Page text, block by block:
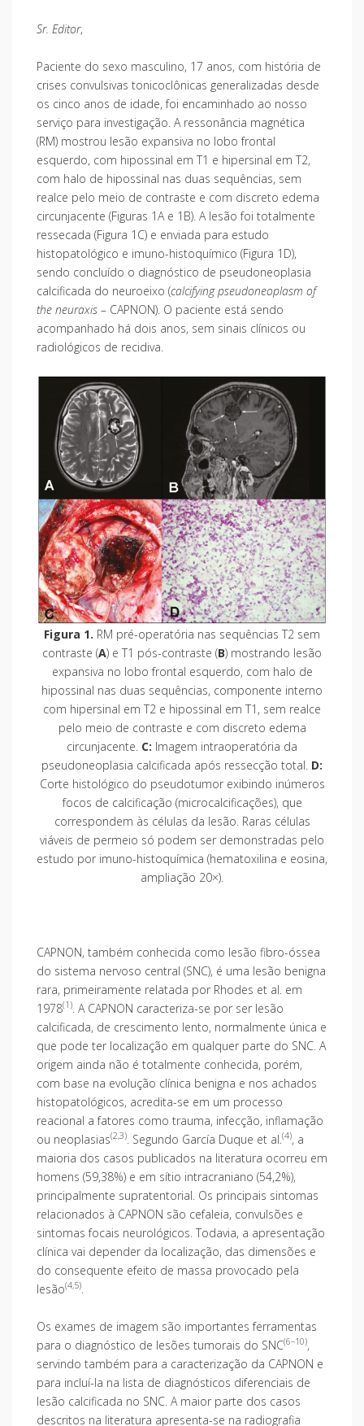
Sr. Editor,
Paciente do sexo masculino, 17 anos, com história de
crises convulsivas tonicoclônicas generalizadas desde
os cinco anos de idade, foi encaminhado ao nosso
serviço para investigação. A ressonância magnética
(RM) mostrou lesão expansiva no lobo frontal
esquerdo, com hipossinal em T1 e hipersinal em T2,
com halo de hipossinal nas duas sequências, sem
realce pelo meio de contraste e com discreto edema
circunjacente (Figuras 1A e 1B). A lesão foi totalmente
ressecada (Figura 1C) e enviada para estudo
histopatológico e imuno-histoquímico (Figura 1D),
sendo concluído o diagnóstico de pseudoneoplasia
calcificada do neuroeixo (calcifying pseudoneoplasm of
the neuraxis – CAPNON). O paciente está sendo
acompanhado há dois anos, sem sinais clínicos ou
radiológicos de recidiva.
Figura 1. RM pré-operatória nas sequências T2 sem
contraste (A) e T1 pós-contraste (B) mostrando lesão
expansiva no lobo frontal esquerdo, com halo de
hipossinal nas duas sequências, componente interno
com hipersinal em T2 e hipossinal em T1, sem realce
pelo meio de contraste e com discreto edema
circunjacente. C: Imagem intraoperatória da
pseudoneoplasia calcificada após ressecção total. D:
Corte histológico do pseudotumor exibindo inúmeros
focos de calcificação (microcalcificações), que
correspondem às células da lesão. Raras células
viáveis de permeio só podem ser demonstradas pelo
estudo por imuno-histoquímica (hematoxilina e eosina,
ampliação 20×).
CAPNON, também conhecida como lesão fibro-óssea
do sistema nervoso central (SNC), é uma lesão benigna
rara, primeiramente relatada por Rhodes et al. em
1978(1) . A CAPNON caracteriza-se por ser lesão
calcificada, de crescimento lento, normalmente única e
que pode ter localização em qualquer parte do SNC. A
origem ainda não é totalmente conhecida, porém,
com base na evolução clínica benigna e nos achados
histopatológicos, acredita-se em um processo
reacional a fatores como trauma, infecção, inflamação
ou neoplasias(2,3) . Segundo García Duque et al. (4), a
maioria dos casos publicados na literatura ocorreu em
homens (59,38%) e em sítio intracraniano (54,2%),
principalmente supratentorial. Os principais sintomas
relacionados à CAPNON são cefaleia, convulsões e
sintomas focais neurológicos. Todavia, a apresentação
clínica vai depender da localização, das dimensões e
do consequente efeito de massa provocado pela
lesão(4,5)
Os exames de imagem são importantes ferramentas
para o diagnóstico de lesões tumorais do SNC(6–10),
servindo também para a caracterização da CAPNON e
para incluí-la na lista de diagnósticos diferenciais de
lesão calcificada no SNC. A maior parte dos casos
descritos na literatura apresenta-se na radiografia